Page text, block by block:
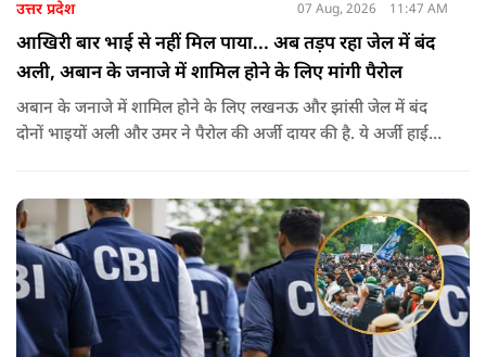
उत्तर प्रदेश 07 Aug, 2026 11:47 AM
आखिरी बार भाई से नहीं मिल पाया... अब तड़प रहा जेल में बंद
अली, अबान के जनाजे में शामिल होने के लिए मांगी पैरोल
अबान के जनाजे में शामिल होने के लिए लखनऊ और झांसी जेल में बंद
दोनों भाइयों अली और उमर ने पैरोल की अर्जी दायर की है. ये अर्जी हाई